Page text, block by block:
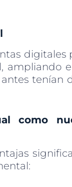
digitales
ampliando
tenían
como